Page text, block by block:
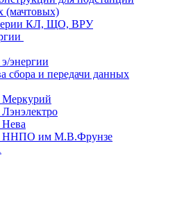
(мачтовых)
КЛ, ЩО, ВРУ
энергии
сбора и передачи данных
Меркурий
ННПО им М.В.Фрунзе